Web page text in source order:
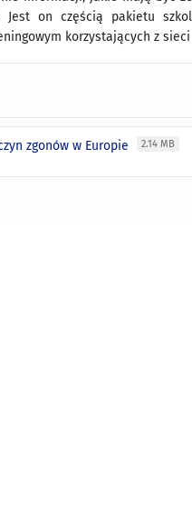
on częścią pakietu
korzystających z
zgonów w Europie 2.14 MB